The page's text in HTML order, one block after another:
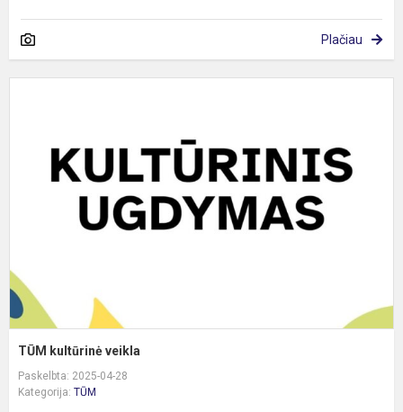
Plačiau
TŪM kultūrinė veikla
Paskelbta: 2025-04-28
Kategorija: TŪM